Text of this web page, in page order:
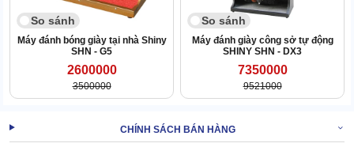
So sánh
Máy đánh bóng giày tại nhà Shiny
SHN - G5
2600000
3500000
So sánh
Máy đánh giày công sở tự động
SHINY SHN - DX3
7350000
9521000
CHÍNH SÁCH BÁN HÀNG